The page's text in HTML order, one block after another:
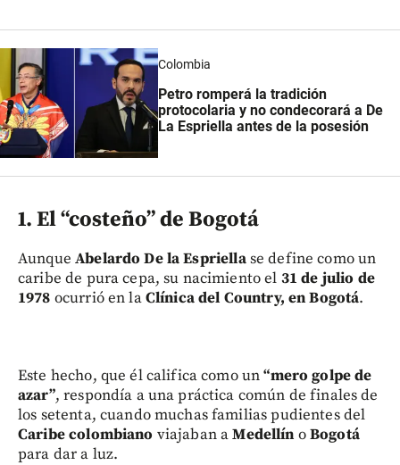
Colombia
Petro romperá la tradición
protocolaria y no condecorará a De
La Espriella antes de la posesión
1. El “costeño” de Bogotá
AunqueAbelardo De la Espriellase define como un
caribe de pura cepa, su nacimiento el 31 de julio de
1978 ocurrió en laClínica del Country, en Bogotá.
Este hecho, que él califica como un“mero golpe de
azar”, respondía a una práctica común de finales de
los setenta, cuando muchas familias pudientes del
Caribe colombiano viajaban aMedellín oBogotá
para dar a luz.